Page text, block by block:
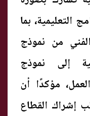
التعليمية، بما
من نموذج
إلى نموذج
مؤكدًا أن
إشراك القطاع